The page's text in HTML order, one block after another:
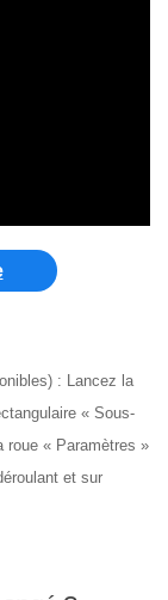
: Lancez la
« Sous-
roue « Paramètres »
et sur